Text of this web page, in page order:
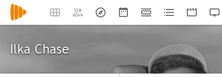
Ilka Chase